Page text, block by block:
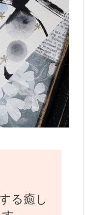
る癒し